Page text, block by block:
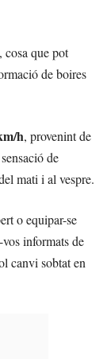
, cosa que pot
de boires
h, provenint de
de
mati i al vespre.
o equipar-se
informats de
canvi sobtat en